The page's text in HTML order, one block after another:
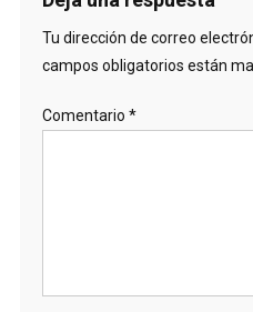
Tu dirección de correo
campos obligatorios están
Comentario *